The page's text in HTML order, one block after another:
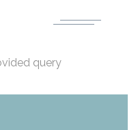
query